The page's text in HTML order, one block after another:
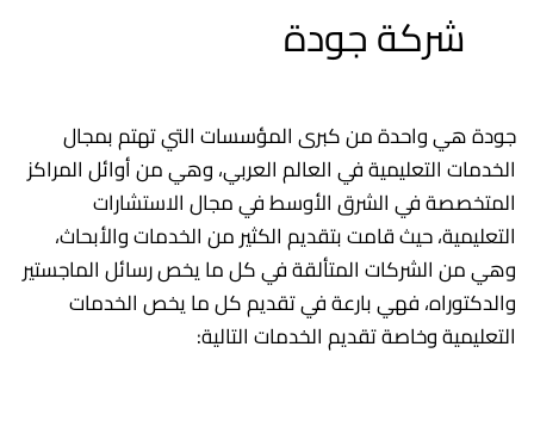
شركة جودة
جودة هي واحدة من كبرى المؤسسات التي تهتم بمجال
الخدمات التعليمية في العالم العربي، وهي من أوائل المراكز
المتخصصة في الشرق الأوسط في مجال الاستشارات
التعليمية، حيث قامت بتقديم الكثير من الخدمات والأبحاث،
وهي من الشركات المتألقة في كل ما يخص رسائل الماجستير
والدكتوراه، فهي بارعة في تقديم كل ما يخص الخدمات
التعليمية وخاصة تقديم الخدمات التالية: